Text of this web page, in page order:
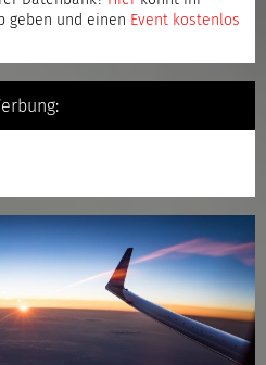
geben und einen Event kostenlos